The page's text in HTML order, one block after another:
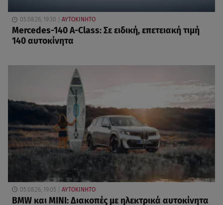
05.08.26, 19:30 ΑΥΤΟΚΙΝΗΤΟ
Mercedes-140 A-Class: Σε ειδική, επετειακή τιμή
140 αυτοκίνητα
05.08.26, 19:05 ΑΥΤΟΚΙΝΗΤΟ
BMW και MINI: Διακοπές με ηλεκτρικά αυτοκίνητα